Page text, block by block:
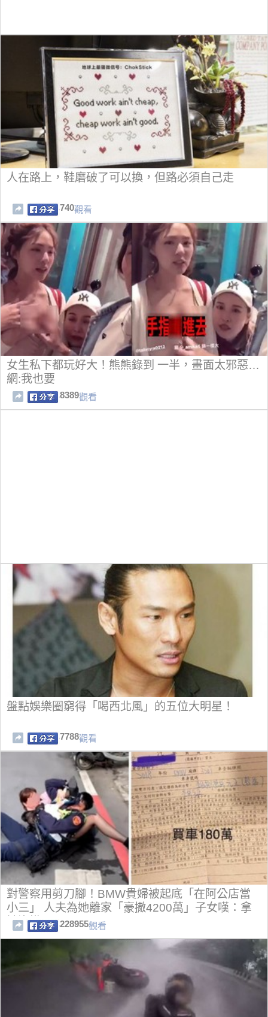
人在路上，鞋磨破了可以換，但路必須自己走
740觀看
女生私下都玩好大！熊熊錄到 一半，畫面太邪惡…
網:我也要
8389觀看
盤點娛樂圈窮得「喝西北風」的五位大明星！
7788觀看
對警察用剪刀腳！BMW貴婦被起底「在阿公店當
小三」 人夫為她離家「豪撒4200萬」子女嘆：拿
她沒轍
228955觀看